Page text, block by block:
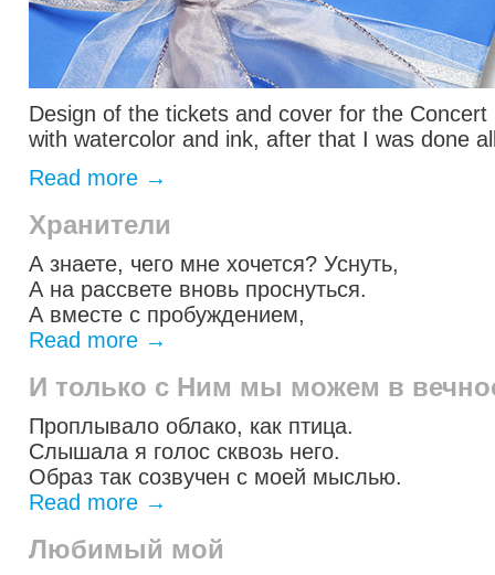
Design of the tickets and cover for the
with watercolor and ink, after that I was done
Read more →
Хранители
А знаете, чего мне хочется? Уснуть,
А на рассвете вновь проснуться.
А вместе с пробуждением,
Read more →
И только с Ним мы можем в
Проплывало облако, как птица.
Слышала я голос сквозь него.
Образ так созвучен с моей мыслью.
Read more →
Любимый мой